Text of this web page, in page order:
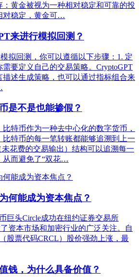
：黄金被视为一种相对稳定和可靠的投
对稳定，黄金可…
来进行模拟回测？
拟回测，你可以遵循以下步骤：1. 定
要定义自己的交易策略。CryptoGPT
述生成策略，也可以通过指标组合来
是不是也能掺假？
特币作为一种去中心化的数字货币，
特币的每一笔转账都能够追溯到上一
花费的交易输出）结构可以追溯每一
从而避免了“双花…
何能成为资本焦点？
巨头Circle成功在纽约证券交易所
资本市场和加密行业的广泛关注。自
股票代码CRCL）股价强劲上涨，最
钱，为什么具备价值？